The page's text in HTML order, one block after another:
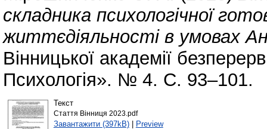
складника психологічної
життєдіяльності в умовах
Вінницької академії
Психологія». № 4. С. 93–101.
Текст
Стаття Вінниця 2023.pdf
Завантажити (397kB)| Preview